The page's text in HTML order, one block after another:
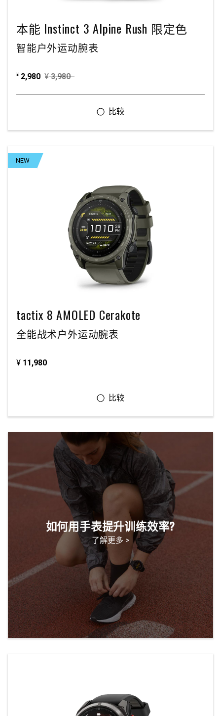
本能 Instinct 3 Alpine Rush 限定色
智能户外运动腕表
¥ 2,980 ¥ 3,980
NEW
tactix 8 AMOLED Cerakote
全能战术户外运动腕表
¥ 11,980
如何用手表提升训练效率?
了解更多 >